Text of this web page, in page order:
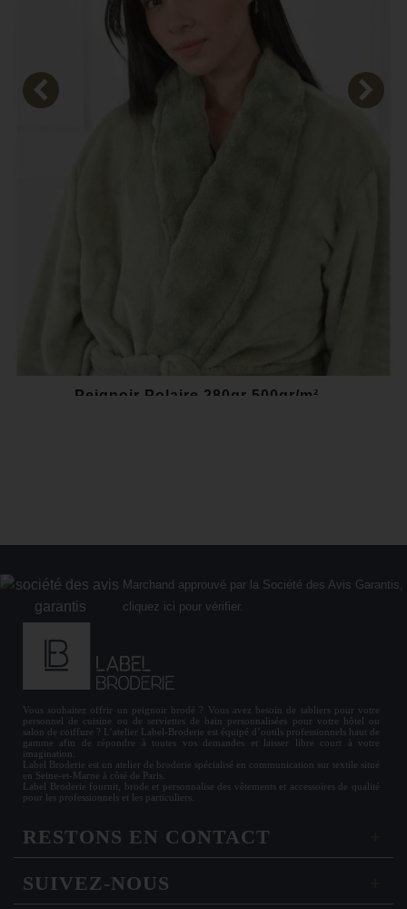
Peignoir Polaire 280gr 500gr/m²...
Marchand approuvé par la Société des Avis Garantis,
cliquez ici pour vérifier.
Vous souhaitez offrir un peignoir brodé ? Vous avez besoin de tabliers pour votre
personnel de cuisine ou de serviettes de bain personnalisées pour votre hôtel ou
salon de coiffure ? L’atelier Label-Broderie est équipé d’outils professionnels haut de
gamme afin de répondre à toutes vos demandes et laisser libre court à votre
imagination.
Label Broderie est un atelier de broderie spécialisé en communication sur textile situé
en Seine-et-Marne à côté de Paris.
Label Broderie fournit, brode et personnalise des vêtements et accessoires de qualité
pour les professionnels et les particuliers.
RESTONS EN CONTACT
SUIVEZ-NOUS